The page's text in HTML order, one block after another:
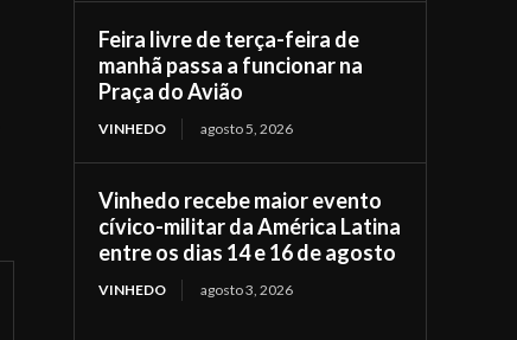
Feira livre de terça-feira de
manhã passa a funcionar na
Praça do Avião
VINHEDO agosto 5, 2026
Vinhedo recebe maior evento
cívico-militar da América Latina
entre os dias 14 e 16 de agosto
VINHEDO agosto 3, 2026